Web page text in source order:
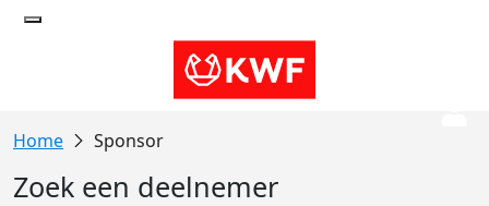
Sponsor
Zoek een deelnemer